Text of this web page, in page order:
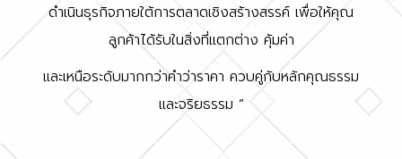
ดำเนินธุรกิจภายใต้การตลาดเชิงสร้างสรรค์ เพื่อให้คุณ
ลูกค้าได้รับในสิ่งที่แตกต่าง คุ้มค่า
และเหนือระดับมากกว่าคำว่าราคา ควบคู่กับหลักคุณธรรม
และจริยธรรม ”